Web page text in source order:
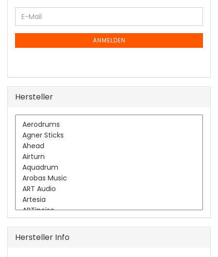
WEITER
ZUR
NEWSLETTER-
E-
Mail
ANMELDEN
Hersteller
Hersteller Info